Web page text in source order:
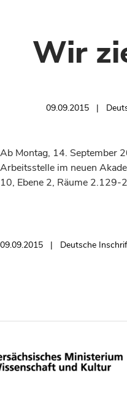
Wir
09.09.2015
Ab Montag, 14. September
Arbeitsstelle im neuen
10, Ebene 2, Räume 2.129-
09.09.2015 Deutsche